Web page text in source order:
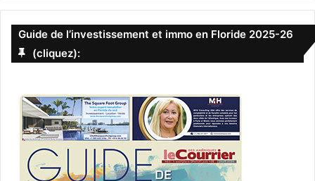
Guide de l’investissement et immo en Floride 2025-26
(cliquez):